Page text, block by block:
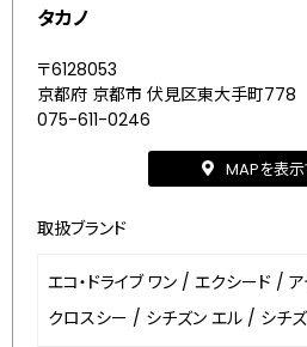
タカノ
〒6128053
京都府 京都市 伏見区東大手町778
075-611-0246
MAPを表示
取扱ブランド
エコ・ドライブ ワン / エクシード /
クロスシー / シチズン エル / シチ